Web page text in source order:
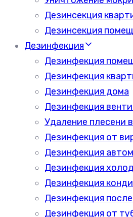
Дезинсекция
Дезинсекция
Дезинфекция
Дезинфекция
Дезинфекция
Дезинфекция дома
Дезинфекция
Удаление плесени
Дезинфекция от
Дезинфекция
Дезинфекция
Дезинфекция
Дезинфекция
Дезинфекция от